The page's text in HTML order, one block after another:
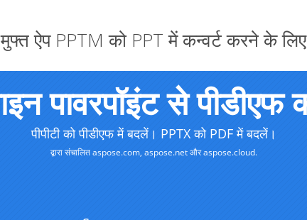
मुफ्त ऐप PPTM को PPT में कन्वर्ट करने के लिए